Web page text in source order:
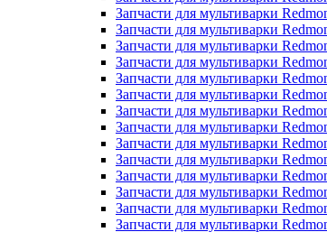
Запчасти для мультиварки
Запчасти для мультиварки
Запчасти для мультиварки
Запчасти для мультиварки
Запчасти для мультиварки
Запчасти для мультиварки
Запчасти для мультиварки
Запчасти для мультиварки
Запчасти для мультиварки
Запчасти для мультиварки
Запчасти для мультиварки
Запчасти для мультиварки
Запчасти для мультиварки
Запчасти для мультиварки